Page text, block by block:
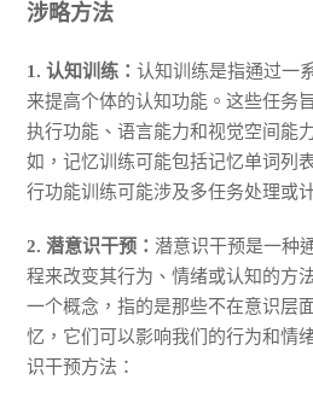
涉略方法
1. 认知训练：认知训练是指通过一
来提高个体的认知功能。这些任务
执行功能、语言能力和视觉空间能
如，记忆训练可能包括记忆单词列
行功能训练可能涉及多任务处理或
2. 潜意识干预：潜意识干预是一种
程来改变其行为、情绪或认知的方
一个概念，指的是那些不在意识层
忆，它们可以影响我们的行为和情
识干预方法：